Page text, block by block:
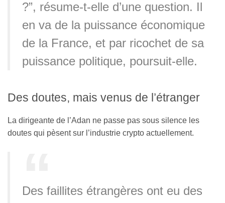
?”, résume-t-elle d’une question. Il
en va de la puissance économique
de la France, et par ricochet de sa
puissance politique, poursuit-elle.
Des doutes, mais venus de l’étranger
La dirigeante de l’Adan ne passe pas sous silence les
doutes qui pèsent sur l’industrie crypto actuellement.
Des faillites étrangères ont eu des